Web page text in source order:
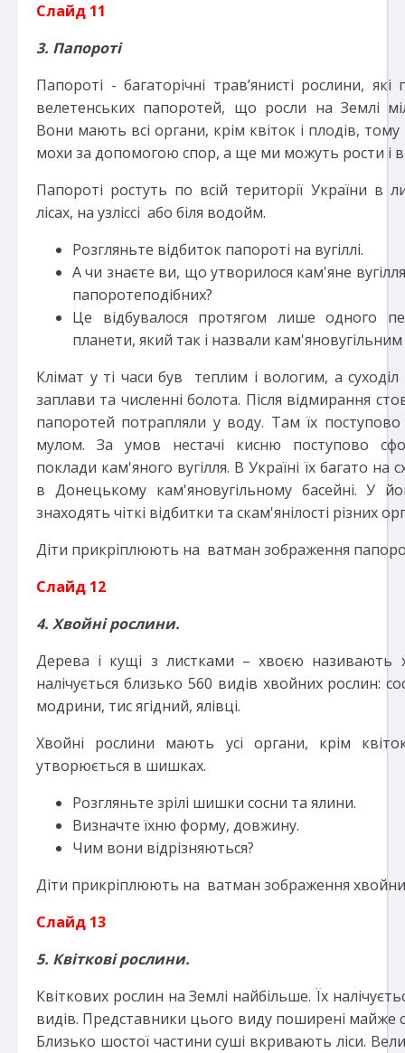
Слайд 11
3. Папороті
Папороті - багаторічні трав’янисті рослини, які
велетенських папоротей, що росли на Землі
Вони мають всі органи, крім квіток і плодів,
мохи за допомогою спор, а ще ми можуть рости і
Папороті ростуть по всій території України в
лісах, на узліссі або біля водойм.
Розгляньте відбиток папороті на вугіллі.
А чи знаєте ви, що утворилося кам'яне
папоротеподібних?
Це відбувалося протягом лише одного
планети, який так і назвали кам'яновугільним
Клімат у ті часи був теплим і вологим, а
заплави та численні болота. Після відмирання
папоротей потрапляли у воду. Там їх поступово
мулом. За умов нестачі кисню поступово
поклади кам'яного вугілля. В Україні їх багато на
в Донецькому кам'яновугільному басейні. У
знаходять чіткі відбитки та скам'янілості різних
Діти прикріплюють на ватман зображення
Слайд 12
4. Хвойні рослини.
Дерева і кущі з листками – хвоєю називають
налічується близько 560 видів хвойних рослин:
модрини, тис ягідний, ялівці.
Хвойні рослини мають усі органи, крім
утворюється в шишках.
Розгляньте зрілі шишки сосни та ялини.
Визначте їхню форму, довжину.
Чим вони відрізняються?
Діти прикріплюють на ватман зображення
Слайд 13
5. Квіткові рослини.
Квіткових рослин на Землі найбільше. Їх
видів. Представники цього виду поширені майже
Близько шостої частини суші вкривають ліси.